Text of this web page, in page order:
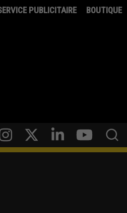
PUBLICITAIRE BOUTIQUE